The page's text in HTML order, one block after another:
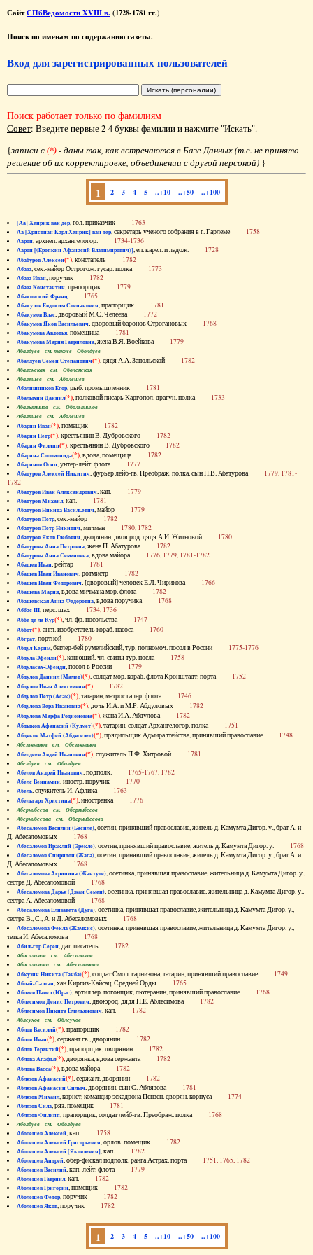
СайтСПбВедомости XVIII в. (1728-1781 гг.)
Поиск по именам по содержанию газеты.
Вход для зарегистрированных пользователей
Поиск работает только по фамилиям
Совет: Введите первые 2-4 буквы фамилии и нажмите "Искать".
{записи с(*)- даны так, как встречаются в Базе Данных (т.е. не принято
решение об их корректировке, объединении с другой персоной) }
1 2 3 4 5 ..+10 ..+50 ..+100
[Аа] Хенрик ван дер, гол. приказчик 1763
Аа [Христиан Карл Хенрик] ван дер, секретарь ученого собрания в г. Гарлеме 1758
Аарон, архиеп. архангелогор. 1734-1736
Аарон [(Еропкин Афанасий Владимирович)], еп. карел. и ладож. 1728
Абабуров Алексей(*), констапель 1782
Абаза, сек.-майор Острогож. гусар. полка 1773
Абаза Иван, поручик 1782
Абаза Константин, прапорщик 1779
Абаковский Франц 1765
Абакулов Евдоким Степанович, прапорщик 1781
Абакумов Влас, дворовый М.С. Челеева 1772
Абакумов Яков Васильевич, дворовый баронов Строгановых 1768
Абакумова Авдотья, помещица 1781
Абакумова Мария Гавриловна, жена В.Я. Воейкова 1779
Абалдуев см. также Оболдуев
Абалдуев Семен Степанович(*), дядя А.А. Запольской 1782
Абаленская см. Оболенская
Абалешев см. Аболешев
Абалишников Егор, рыб. промышленник 1781
Абалыхин Даниил(*), полковой писарь Каргопол. драгун. полка 1733
Абальянинов см. Обольянинов
Абаляшев см. Аболешев
Абарин Иван(*), помещик 1782
Абарин Петр(*), крестьянин В. Дубровского 1782
Абарин Филипп(*), крестьянин В. Дубровского 1782
Абарина Соломонида(*), вдова, помещица 1782
Абаринов Осип, унтер-лейт. флота 1777
Абатуров Алексей Никитич, фурьер лейб-гв. Преображ. полка, сын Н.В. Абатурова 1779, 1781-
1782
Абатуров Иван Александрович, кап. 1779
Абатуров Михаил, кап. 1781
Абатуров Никита Васильевич, майор 1779
Абатуров Петр, сек.-майор 1782
Абатуров Петр Никитич, мичман 1780, 1782
Абатуров Яков Глебович, дворянин, двоюрод. дядя А.И. Житновой 1780
Абатурова Анна Петровна, жена П. Абатурова 1782
Абатурова Анна Семеновна, вдова майора 1776, 1779, 1781-1782
Абашев Иван, рейтар 1781
Абашев Иван Иванович, ротмистр 1782
Абашев Иван Федорович, [дворовый] человек Е.Л. Чирикова 1766
Абашева Мария, вдова мичмана мор. флота 1782
Абашевская Анна Федоровна, вдова поручика 1768
Аббас III, перс. шах 1734, 1736
Аббе де ла Кур(*), чл. фр. посольства 1747
Аббот(*), англ. изобретатель кораб. насоса 1760
Абграт, портной 1780
Абдул Керим, беглер-бей румелийский, тур. полномоч. посол в России 1775-1776
Абдула Эфенди(*), конюший, чл. свиты тур. посла 1758
Абдуласах-Эфенди, посол в России 1779
Абдулов Даниил (Мамет)(*), солдат мор. кораб. флота Кронштадт. порта 1752
Абдулов Иван Алексеевич(*) 1782
Абдулов Петр (Асак)(*), татарин, матрос галер. флота 1746
Абдулова Вера Ивановна(*), дочь И.А. и М.Р. Абдуловых 1782
Абдулова Марфа Родионовна(*), жена И.А. Абдулова 1782
Абдыков Афанасий (Кулмет)(*), татарин, солдат Архангелогор. полка 1751
Абдяков Матфей (Абдяселет)(*), прядильщик Адмиралтейства, принявший православие 1748
Абезьянинов см. Обезьянинов
Абелдеев Авдей Иванович(*), служитель П.Ф. Хитровой 1781
Абелдуев см. Оболдуев
Абелов Андрей Иванович, подполк. 1765-1767, 1782
Абелс Вениамин, иностр. поручик 1770
Абель, служитель И. Афлика 1763
Абельгард Христина(*), иностранка 1776
Абернибесов см. Обернибесов
Абернибесова см. Обернибесова
Абесаломов Василий (Басиле), осетин, принявший православие, житель д. Камумта Дигор. у., брат А. и
Д. Абесаломовых 1768
Абесаломов Ираклий (Эрекле), осетин, принявший православие, житель д. Камумта Дигор. у. 1768
Абесаломов Спиридон (Жага), осетин, принявший православие, житель д. Камумта Дигор. у., брат А. и
Д. Абесаломовых 1768
Абесаломова Агрипина (Жантуте), осетинка, принявшая православие, жительница д. Камумта Дигор. у.,
сестра Д. Абесаломовой 1768
Абесаломова Дарья (Джан Семен), осетинка, принявшая православие, жительница д. Камумта Дигор. у.,
сестра А. Абесаломовой 1768
Абесаломова Елизавета (Дуга), осетинка, принявшая православие, жительница д. Камумта Дигор. у.,
сестра В., С., А. и Д. Абесаломовых 1768
Абесаломова Фекла (Жамкис), осетинка, принявшая православие, жительница д. Камумта Дигор. у.,
тетка И. Абесаломова 1768
Абильгор Серен, дат. писатель 1782
Абисаломов см. Абесаломов
Абисаломова см. Абесаломова
Абкузин Никита (Танба)(*), солдат Смол. гарнизона, татарин, принявший православие 1749
Аблай-Салтан, хан Киргиз-Кайсац. Средней Орды 1765
Аблеев Павел (Юрас), артиллер. погонщик, лютеранин, принявший православие 1768
Аблесимов Денис Петрович, двоюрод. дядя Н.Е. Аблесимова 1782
Аблесимов Никита Емельянович, кап. 1782
Аблеухов см. Облеухов
Аблов Василий(*), прапорщик 1782
Аблов Иван(*), сержант гв., дворянин 1782
Аблов Терентий(*), прапорщик, дворянин 1782
Аблова Агафья(*), дворянка, вдова сержанта 1782
Аблова Васса(*), вдова майора 1782
Аблязов Афанасий(*), сержант, дворянин 1782
Аблязов Афанасий Силыч, дворянин, сын С. Аблязова 1781
Аблязов Михаил, корнет, командир эскадрона Пензен. дворян. корпуса 1774
Аблязов Сила, ряз. помещик 1781
Аблязов Филипп, прапорщик, солдат лейб-гв. Преображ. полка 1768
Аболдуев см. Оболдуев
Аболешев Алексей, кап. 1758
Аболешев Алексей Григорьевич, орлов. помещик 1782
Аболешев Алексей [Яковлевич], кап. 1782
Аболешев Андрей, обер-фискал подполк. ранга Астрах. порта 1751, 1765, 1782
Аболешев Василий, кап.-лейт. флота 1779
Аболешев Гавриил, кап. 1782
Аболешев Григорий, помещик 1782
Аболешев Федор, поручик 1782
Аболешев Яков, поручик 1782
1 2 3 4 5 ..+10 ..+50 ..+100